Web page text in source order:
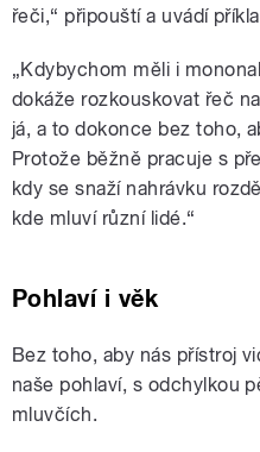
řeči,“ připouští a uvádí
„Kdybychom měli i
dokáže rozkouskovat řeč
já, a to dokonce bez toho,
Protože běžně pracuje s
kdy se snaží nahrávku
kde mluví různí lidé.“
Pohlaví i věk
Bez toho, aby nás přístroj
naše pohlaví, s odchylkou
mluvčích.